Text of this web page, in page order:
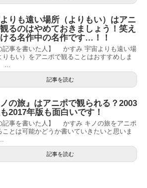
りも遠い場所（よりもい）はアニ
るのはやめておきましょう！笑え
る名作中の名作です…！！
記事を書いた人】 かすみ 宇宙よりも遠い場
りもい）をアニポで観ることはおすすめしま
...
記事を読む
ノの旅』はアニポで観られる？2003
2017年版も面白いです！
記事を書いた人】 かすみ キノの旅をアニポ
ことは可能かどうか書いていきたいと思いま
記事を読む